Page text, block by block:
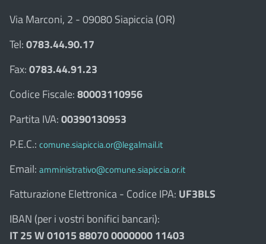
Via Marconi, 2 - 09080 Siapiccia (OR)
Tel:0783.44.90.17
Fax:0783.44.91.23
Codice Fiscale:80003110956
Partita IVA:00390130953
P.E.C.: comune.siapiccia.or@legalmail.it
Email: amministrativo@comune.siapiccia.or.it
Fatturazione Elettronica - Codice IPA: UF3BLS
IBAN (per i vostri bonifici bancari):
IT 25 W 01015 88070 0000000 11403